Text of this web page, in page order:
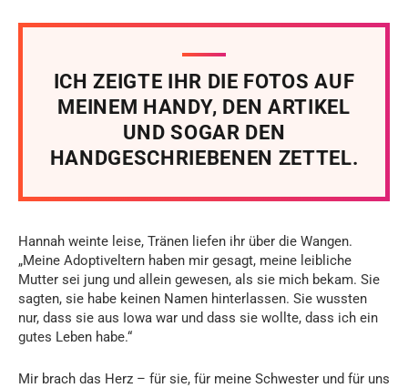
ICH ZEIGTE IHR DIE FOTOS AUF
MEINEM HANDY, DEN ARTIKEL
UND SOGAR DEN
HANDGESCHRIEBENEN ZETTEL.
Hannah weinte leise, Tränen liefen ihr über die Wangen.
„Meine Adoptiveltern haben mir gesagt, meine leibliche
Mutter sei jung und allein gewesen, als sie mich bekam. Sie
sagten, sie habe keinen Namen hinterlassen. Sie wussten
nur, dass sie aus Iowa war und dass sie wollte, dass ich ein
gutes Leben habe.“
Mir brach das Herz – für sie, für meine Schwester und für uns